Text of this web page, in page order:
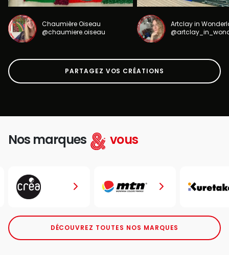
Chaumière Oiseau
@chaumiere.oiseau
Artclay in
PARTAGEZ VOS CRÉATIONS
Nos marques vous
DÉCOUVREZ TOUTES NOS MARQUES